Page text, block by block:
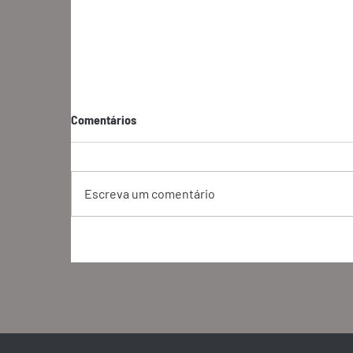
globais sobre Biodiversidade e o
Comentários
Escreva um comentário